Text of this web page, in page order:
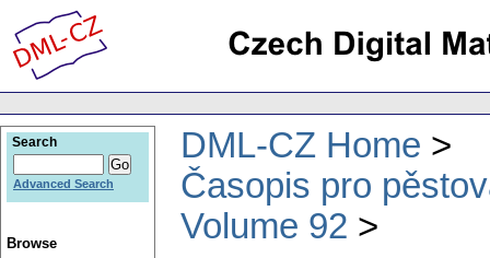
DML-CZ Home
Časopis pro
Volume 92
Search
Advanced Search
Browse